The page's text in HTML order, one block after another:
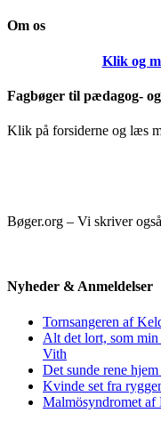
Om os
Klik og
Fagbøger til pædagog-
Klik på forsiderne og læs
Bøger.org – Vi skriver
Nyheder & Anmeldelser
Tornsangeren af
Alt det lort, som
Vith
Det sunde rene
Kvinde set fra
Malmösyndromet